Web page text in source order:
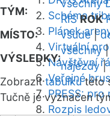
Schéma
Plánek
Virtuální
Návštěvní
Veřejné
PRESS: pro
Rozpis
TÝM:
všechny
RIS ROK
MÍSTO:
všude|
VÝSLEDKY:
všechny
nájezdy|
Zobrazittabulkutéto
Tučně je vyznačen